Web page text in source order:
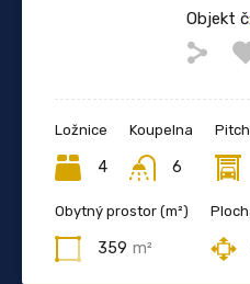
Objekt
Ložnice
4
Koupelna
6
Obytný prostor (m²)
359 m²